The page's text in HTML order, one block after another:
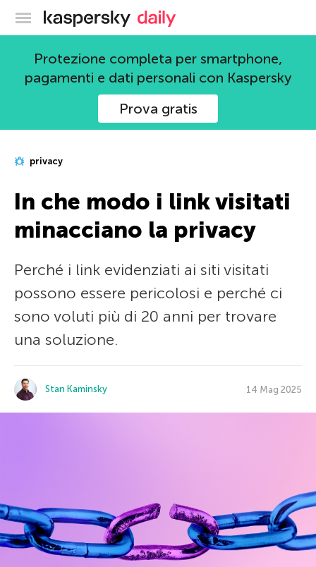
Blog ufficiale di Kaspersky
Protezione completa per smartphone,
pagamenti e dati personali con Kaspersky
Prova gratis
privacy
In che modo i link visitati
minacciano la privacy
Perché i link evidenziati ai siti visitati
possono essere pericolosi e perché ci
sono voluti più di 20 anni per trovare
una soluzione.
Stan Kaminsky 14 Mag 2025